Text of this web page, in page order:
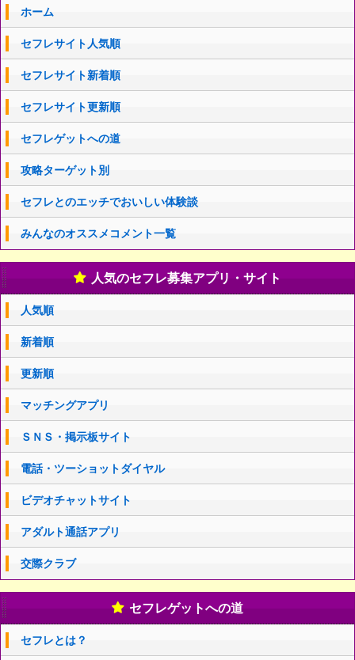
ホーム
セフレサイト人気順
セフレサイト新着順
セフレサイト更新順
セフレゲットへの道
攻略ターゲット別
セフレとのエッチでおいしい体験談
みんなのオススメコメント一覧
人気のセフレ募集アプリ・サイト
人気順
新着順
更新順
マッチングアプリ
ＳＮＳ・掲示板サイト
電話・ツーショットダイヤル
ビデオチャットサイト
アダルト通話アプリ
交際クラブ
セフレゲットへの道
セフレとは？